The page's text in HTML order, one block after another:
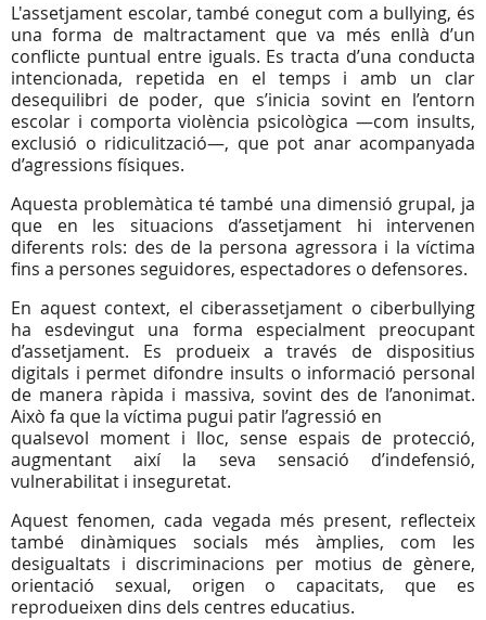
L'assetjament escolar, també conegut com a bullying, és
una forma de maltractament que va més enllà d’un
conflicte puntual entre iguals. Es tracta d’una conducta
intencionada, repetida en el temps i amb un clar
desequilibri de poder, que s’inicia sovint en l’entorn
escolar i comporta violència psicològica —com insults,
exclusió o ridiculització—, que pot anar acompanyada
d’agressions físiques.
Aquesta problemàtica té també una dimensió grupal, ja
que en les situacions d’assetjament hi intervenen
diferents rols: des de la persona agressora i la víctima
fins a persones seguidores, espectadores o defensores.
En aquest context, el ciberassetjament o ciberbullying
ha esdevingut una forma especialment preocupant
d’assetjament. Es produeix a través de dispositius
digitals i permet difondre insults o informació personal
de manera ràpida i massiva, sovint des de l’anonimat.
Això fa que la víctima pugui patir l’agressió en
qualsevol moment i lloc, sense espais de protecció,
augmentant així la seva sensació d’indefensió,
vulnerabilitat i inseguretat.
Aquest fenomen, cada vegada més present, reflecteix
també dinàmiques socials més àmplies, com les
desigualtats i discriminacions per motius de gènere,
orientació sexual, origen o capacitats, que es
reprodueixen dins dels centres educatius.